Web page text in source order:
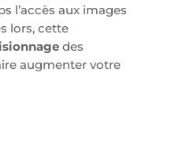
l’accès aux images
lors, cette
des
augmenter votre